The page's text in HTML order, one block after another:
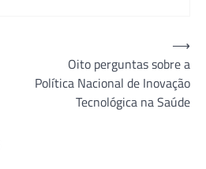
Oito perguntas sobre a
Política Nacional de Inovação
Tecnológica na Saúde
⟶